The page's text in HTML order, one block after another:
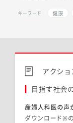
キーワード 健康
アクショ
目指す社会
産婦人科医の声
ダウンロード※